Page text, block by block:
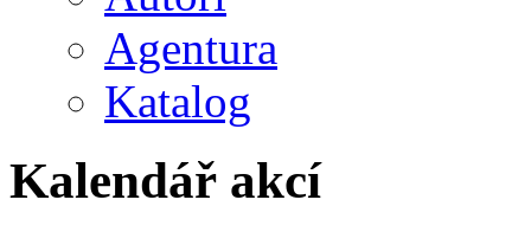
Agentura
Katalog
Kalendář akcí